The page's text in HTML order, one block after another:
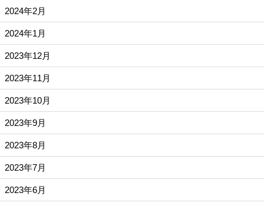
2024年2月
2024年1月
2023年12月
2023年11月
2023年10月
2023年9月
2023年8月
2023年7月
2023年6月